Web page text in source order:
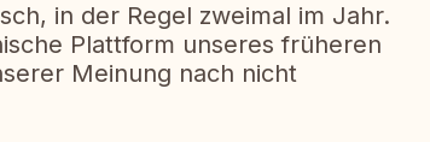
in der Regel zweimal im Jahr.
Plattform unseres früheren
Meinung nach nicht